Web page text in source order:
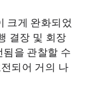
크게 완화되었
결장 및 회장
을 관찰할 수
되어 거의 나